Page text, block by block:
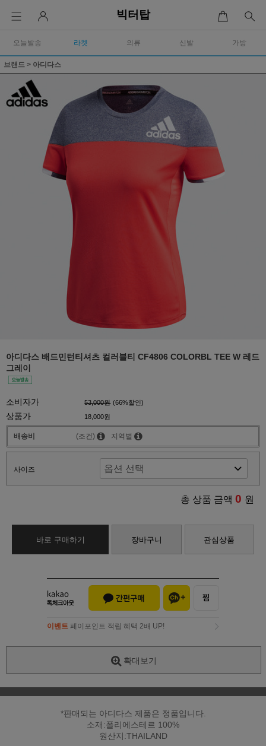
빅터탑
오늘발송 라켓 의류 신발 가방
브랜드 > 아디다스
아디다스 배드민턴티셔츠 컬러블티 CF4806 COLORBL TEE W 레드
그레이
소비자가 53,000원 (66%할인)
상품가 18,000원
배송비 (조건) 지역별
사이즈
총 상품 금액 0 원
바로 구매하기 장바구니 관심상품
이벤트 페이포인트 적립 혜택 2배 UP!
확대보기
*판매되는 아디다스 제품은 정품입니다.
소재:폴리에스테르 100%
원산지:THAILAND